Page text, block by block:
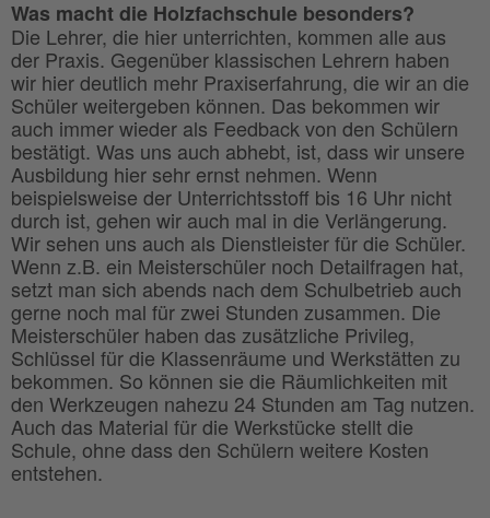
Was macht die Holzfachschule besonders?
Die Lehrer, die hier unterrichten, kommen alle aus
der Praxis. Gegenüber klassischen Lehrern haben
wir hier deutlich mehr Praxiserfahrung, die wir an die
Schüler weitergeben können. Das bekommen wir
auch immer wieder als Feedback von den Schülern
bestätigt. Was uns auch abhebt, ist, dass wir unsere
Ausbildung hier sehr ernst nehmen. Wenn
beispielsweise der Unterrichtsstoff bis 16 Uhr nicht
durch ist, gehen wir auch mal in die Verlängerung.
Wir sehen uns auch als Dienstleister für die Schüler.
Wenn z.B. ein Meisterschüler noch Detailfragen hat,
setzt man sich abends nach dem Schulbetrieb auch
gerne noch mal für zwei Stunden zusammen. Die
Meisterschüler haben das zusätzliche Privileg,
Schlüssel für die Klassenräume und Werkstätten zu
bekommen. So können sie die Räumlichkeiten mit
den Werkzeugen nahezu 24 Stunden am Tag nutzen.
Auch das Material für die Werkstücke stellt die
Schule, ohne dass den Schülern weitere Kosten
entstehen.